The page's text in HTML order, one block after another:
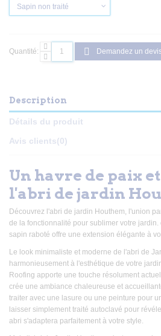
Quantité: Demandez un
Description
Détails du produit
Avis clients(0)
Un havre de paix
l'abri de jardin
Découvrez l'abri de jardin Houthem, l'union
de la fonctionnalité pour sublimer votre
sapin raboté offre une extension élégante à
Le look minimaliste et moderne de l'abri de
harmonieusement à l'esthétique de votre
Roofing apporte une touche résolument
crée une ambiance chaleureuse et
traiter avec une lasure ou une peinture pour
laisser simplement traité autoclavé pour
abri s'adaptera parfaitement à votre style.